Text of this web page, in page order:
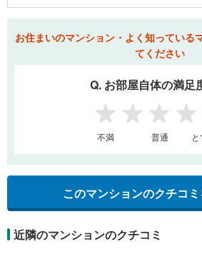
お住まいのマンション・よく知っている
てください
Q. お部屋自体の満足
1 2 3 4
不満 普通
このマンションのクチコ
近隣のマンションのクチコミ